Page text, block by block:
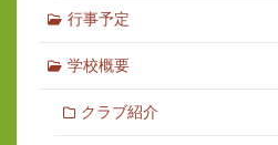
行事予定
学校概要
クラブ紹介